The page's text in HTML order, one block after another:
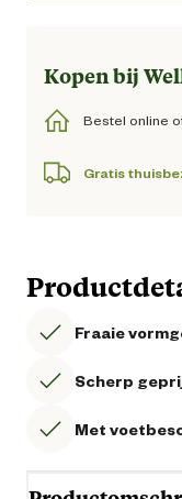
Kopen bij
Bestel online
Gratis
Fraaie
Scherp
Met